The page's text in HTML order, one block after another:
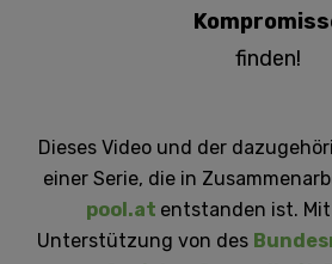
finden!
Dieses Video und der
einer Serie, die in
pool.at entstanden ist.
Unterstützung von des